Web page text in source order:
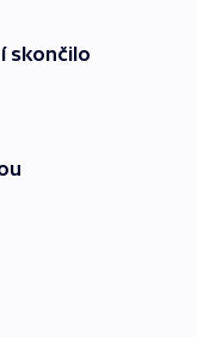
skončilo